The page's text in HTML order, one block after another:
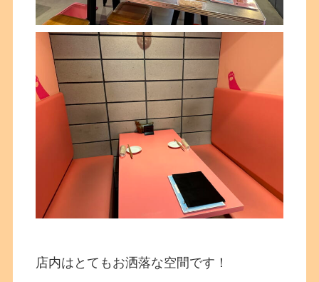
店内はとてもお洒落な空間です！